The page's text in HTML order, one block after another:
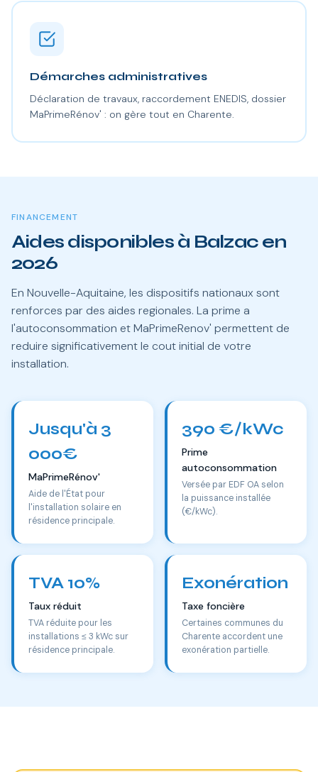
Démarches administratives
Déclaration de travaux, raccordement ENEDIS, dossier
MaPrimeRénov' : on gère tout en Charente.
FINANCEMENT
Aides disponibles à Balzac en
2026
En Nouvelle-Aquitaine, les dispositifs nationaux sont
renforces par des aides regionales. La prime a
l'autoconsommation et MaPrimeRenov' permettent de
reduire significativement le cout initial de votre
installation.
Jusqu'à 3
000€
MaPrimeRénov'
Aide de l'État pour
l'installation solaire en
résidence principale.
390 €/kWc
Prime
autoconsommation
Versée par EDF OA selon
la puissance installée
(€/kWc).
TVA 10%
Taux réduit
TVA réduite pour les
installations ≤ 3 kWc sur
résidence principale.
Exonération
Taxe foncière
Certaines communes du
Charente accordent une
exonération partielle.